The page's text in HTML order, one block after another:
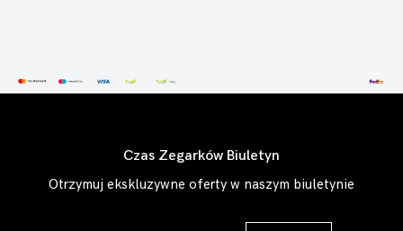
Czas Zegarków Biuletyn
Otrzymuj ekskluzywne oferty w naszym biuletynie